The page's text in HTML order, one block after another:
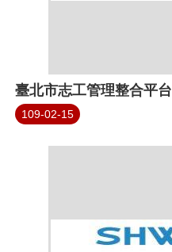
臺北市志工管理整合平台
109-02-15